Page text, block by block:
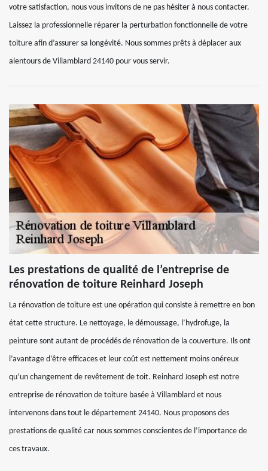
votre satisfaction, nous vous invitons de ne pas hésiter à nous contacter.
Laissez la professionnelle réparer la perturbation fonctionnelle de votre
toiture afin d’assurer sa longévité. Nous sommes prêts à déplacer aux
alentours de Villamblard 24140 pour vous servir.
Les prestations de qualité de l’entreprise de
rénovation de toiture Reinhard Joseph
La rénovation de toiture est une opération qui consiste à remettre en bon
état cette structure. Le nettoyage, le démoussage, l’hydrofuge, la
peinture sont autant de procédés de rénovation de la couverture. Ils ont
l’avantage d’être efficaces et leur coût est nettement moins onéreux
qu’un changement de revêtement de toit. Reinhard Joseph est notre
entreprise de rénovation de toiture basée à Villamblard et nous
intervenons dans tout le département 24140. Nous proposons des
prestations de qualité car nous sommes conscientes de l’importance de
ces travaux.